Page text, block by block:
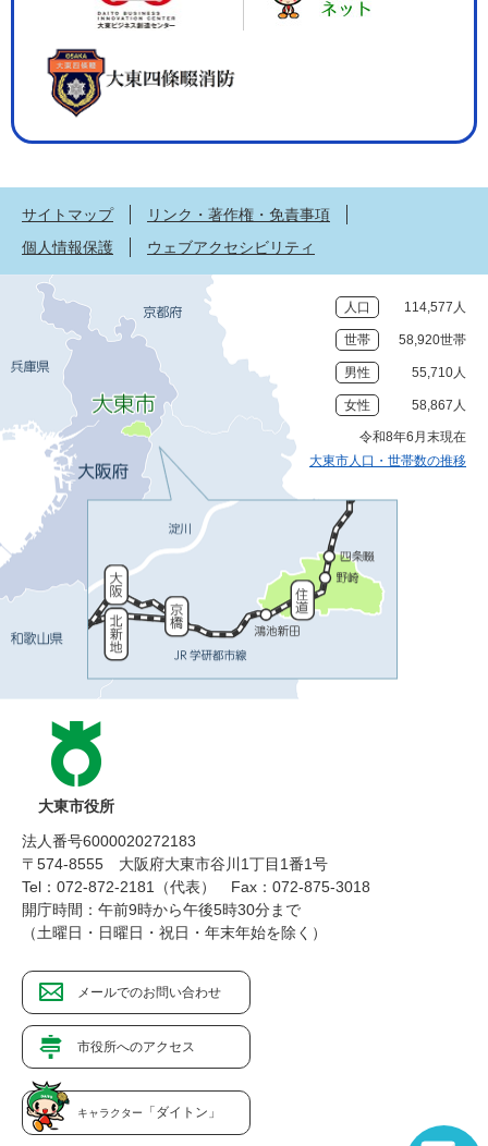
サイトマップ
リンク・著作権・免責事項
個人情報保護
ウェブアクセシビリティ
人口 114,577人
世帯 58,920世帯
男性 55,710人
女性 58,867人
令和8年6月末現在
大東市人口・世帯数の推移
大東市役所
法人番号6000020272183
〒574-8555 大阪府大東市谷川1丁目1番1号
Tel：072-872-2181（代表）
Fax：072-875-3018
開庁時間：午前9時から午後5時30分まで
（土曜日・日曜日・祝日・年末年始を除く）
メールでのお問い合わせ
市役所へのアクセス
キャラクター 「ダイトン」